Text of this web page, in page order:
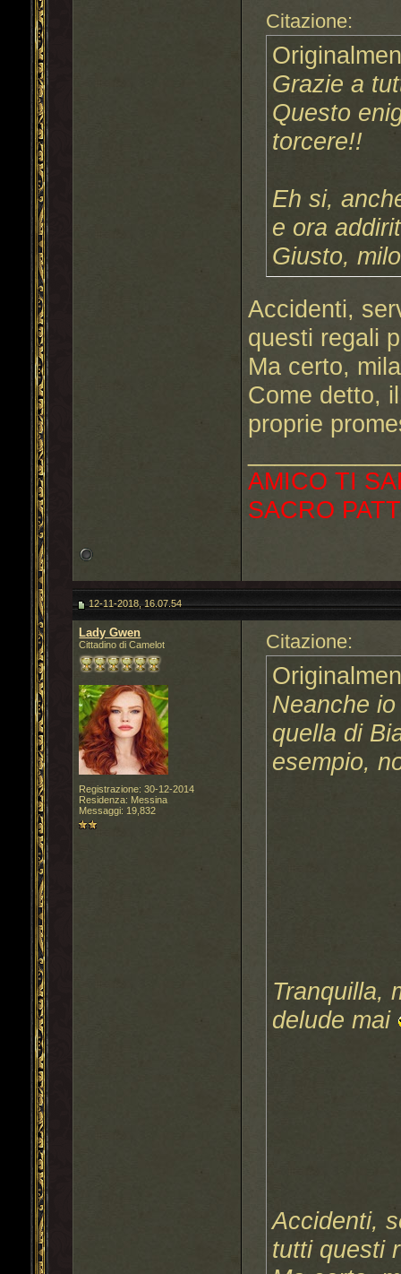
Citazione:
Grazie a
Questo
torcere!!
Eh si,
e ora
Giusto,
Accidenti,
questi regali
Ma certo,
Come detto,
proprie
AMICO TI
SACRO
12-11-2018, 16.07.54
Lady Gwen
Cittadino di Camelot
Registrazione: 30-12-2014
Residenza: Messina
Messaggi: 19,832
Citazione:
Neanche
quella di
esempio,
Tranquilla,
delude mai
Accidenti,
tutti questi